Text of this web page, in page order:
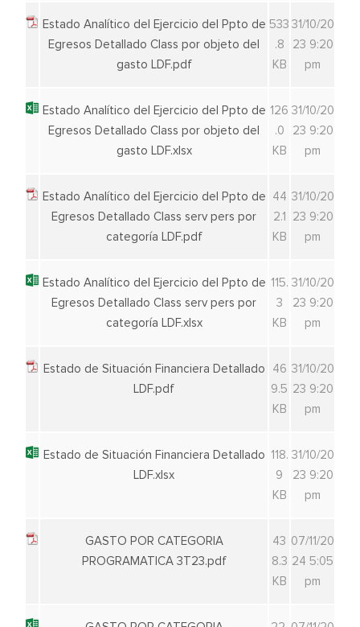
Estado Analítico del Ejercicio del Ppto de
Egresos Detallado Class por objeto del
gasto LDF.pdf
533
.8
KB
31/10/20
23 9:20
pm
Estado Analítico del Ejercicio del Ppto de
Egresos Detallado Class por objeto del
gasto LDF.xlsx
126
.0
KB
31/10/20
23 9:20
pm
Estado Analítico del Ejercicio del Ppto de
Egresos Detallado Class serv pers por
categoría LDF.pdf
44
2.1
KB
31/10/20
23 9:20
pm
Estado Analítico del Ejercicio del Ppto de
Egresos Detallado Class serv pers por
categoría LDF.xlsx
115.
3
KB
31/10/20
23 9:20
pm
Estado de Situación Financiera Detallado
LDF.pdf
46
9.5
KB
31/10/20
23 9:20
pm
Estado de Situación Financiera Detallado
LDF.xlsx
118.
9
KB
31/10/20
23 9:20
pm
GASTO POR CATEGORIA
PROGRAMATICA 3T23.pdf
43
8.3
KB
07/11/20
24 5:05
pm